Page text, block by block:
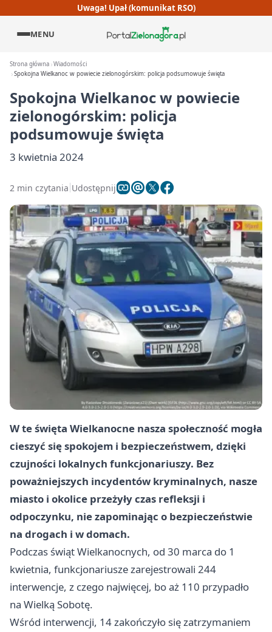
Uwaga! Upał (komunikat RSO)
MENU
Strona główna Wiadomości
Spokojna Wielkanoc w powiecie zielonogórskim: policja podsumowuje święta
Spokojna Wielkanoc w powiecie
zielonogórskim: policja
podsumowuje święta
3 kwietnia 2024
2 min czytania Udostępnij
W te święta Wielkanocne nasza społeczność mogła
cieszyć się spokojem i bezpieczeństwem, dzięki
czujności lokalnych funkcjonariuszy. Bez
poważniejszych incydentów kryminalnych, nasze
miasto i okolice przeżyły czas refleksji i
odpoczynku, nie zapominając o bezpieczeństwie
na drogach i w domach.
Podczas świąt Wielkanocnych, od 30 marca do 1
kwietnia, funkcjonariusze zarejestrowali 244
interwencje, z czego najwięcej, bo aż 110 przypadło
na Wielką Sobotę.
Wśród interwencji, 14 zakończyło się zatrzymaniem